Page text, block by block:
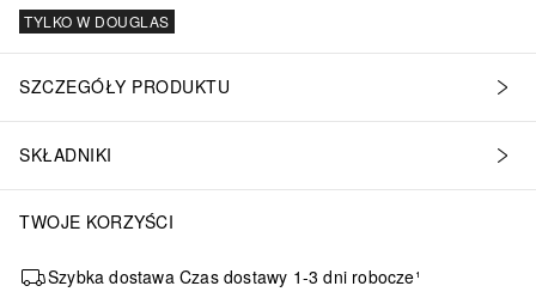
TYLKO W DOUGLAS
SZCZEGÓŁY PRODUKTU
SKŁADNIKI
TWOJE KORZYŚCI
Szybka dostawa Czas dostawy 1-3 dni robocze¹